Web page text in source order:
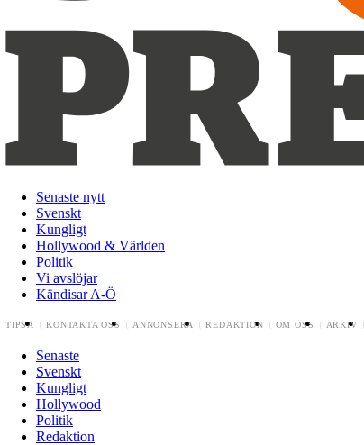
Senaste nytt
Svenskt
Kungligt
Hollywood & Världen
Politik
Vi avslöjar
Kändisar A-Ö
TIPSA KONTAKTA OSS ANNONSERA REDAKTION OM OSS ARKIV
Senaste
Svenskt
Kungligt
Hollywood
Politik
Redaktion